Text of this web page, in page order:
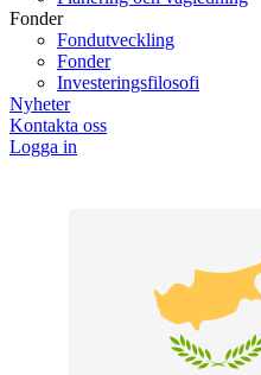
Fonder
Fondutveckling
Fonder
Investeringsfilosofi
Nyheter
Kontakta oss
Logga in